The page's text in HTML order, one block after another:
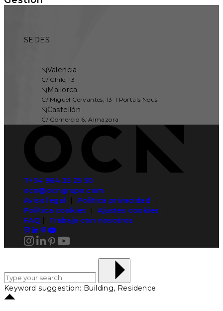
SEDES
◹Valencia
C/ Chile, 13
◹Mallorca
C/ Miguel Cervantes, 13-1 Portals Nous
◹Castellón
C/ Comercio 6, Almazora
T+34 964 25 25 50
ocn@ocngrupo.com
Aviso legal
Política privacidad
Política cookies |Ajustes cookies
FAQ
Trabaja con nosotros
Keyword suggestion: Building, Residence